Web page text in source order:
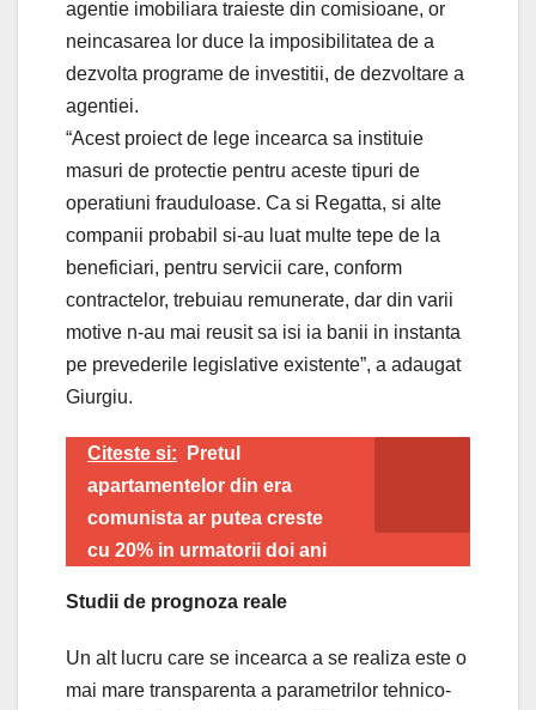
agentie imobiliara traieste din comisioane, or
neincasarea lor duce la imposibilitatea de a
dezvolta programe de investitii, de dezvoltare a
agentiei.
“Acest proiect de lege incearca sa instituie
masuri de protectie pentru aceste tipuri de
operatiuni frauduloase. Ca si Regatta, si alte
companii probabil si-au luat multe tepe de la
beneficiari, pentru servicii care, conform
contractelor, trebuiau remunerate, dar din varii
motive n-au mai reusit sa isi ia banii in instanta
pe prevederile legislative existente”, a adaugat
Giurgiu.
Citeste si:
Pretul
apartamentelor din era
comunista ar putea creste
cu 20% in urmatorii doi ani
Studii de prognoza reale
Un alt lucru care se incearca a se realiza este o
mai mare transparenta a parametrilor tehnico-